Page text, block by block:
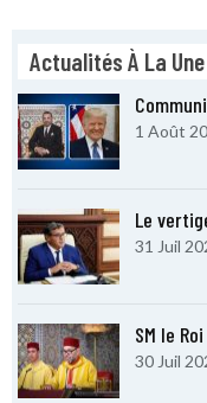
Actualités À La Une
1 Août
Le
31 Juil
SM le
30 Juil